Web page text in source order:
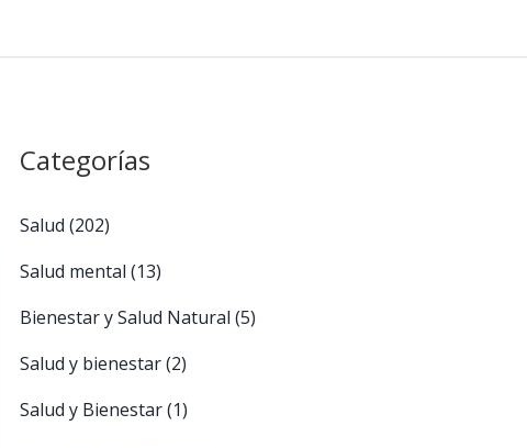
Categorías
Salud (202)
Salud mental (13)
Bienestar y Salud Natural (5)
Salud y bienestar(2)
Salud y Bienestar(1)